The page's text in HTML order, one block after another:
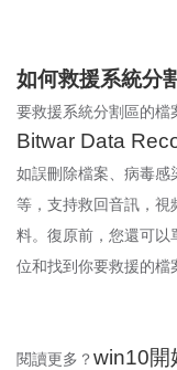
如何救援系統分
要救援系統分割區的檔
Bitwar Data
如誤刪除檔案、病毒感
等，支持救回音訊，視
料。復原前，您還可以
位和找到你要救援的檔
閱讀更多？win10開